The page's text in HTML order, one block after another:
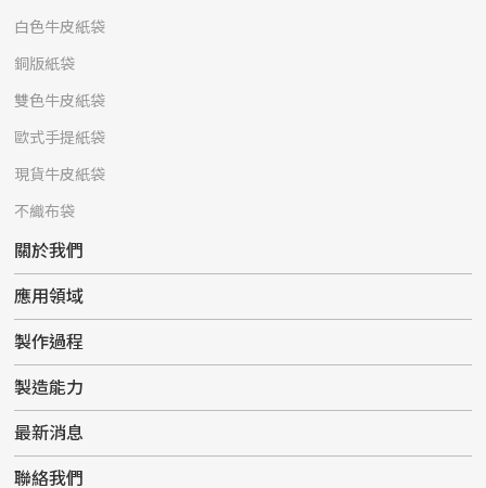
白色牛皮紙袋
銅版紙袋
雙色牛皮紙袋
歐式手提紙袋
現貨牛皮紙袋
不織布袋
關於我們
應用領域
製作過程
製造能力
最新消息
聯絡我們